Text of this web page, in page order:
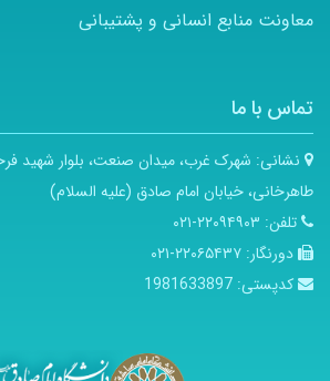
معاونت منابع انسانی و پشتیبانی
تماس با ما
نشانی: شهرک غرب، میدان صنعت، بلوار شهید
طاهرخانی، خیابان امام صادق (علیه السلام)
تلفن: ۲۲۰۹۴۹۰۳-۰۲۱
دورنگار: ۲۲۰۶۵۴۳۷-۰۲۱
کدپستی: 1981633897